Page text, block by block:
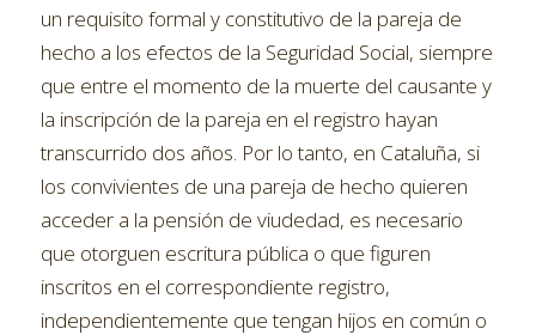
un requisito formal y constitutivo de la pareja de
hecho a los efectos de la Seguridad Social, siempre
que entre el momento de la muerte del causante y
la inscripción de la pareja en el registro hayan
transcurrido dos años. Por lo tanto, en Cataluña, si
los convivientes de una pareja de hecho quieren
acceder a la pensión de viudedad, es necesario
que otorguen escritura pública o que figuren
inscritos en el correspondiente registro,
independientemente que tengan hijos en común o